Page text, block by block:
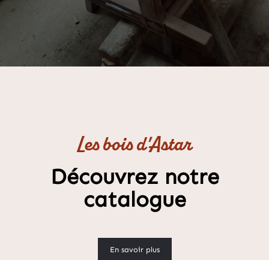
Les bois d'Astar
Découvrez notre
catalogue
En savoir plus